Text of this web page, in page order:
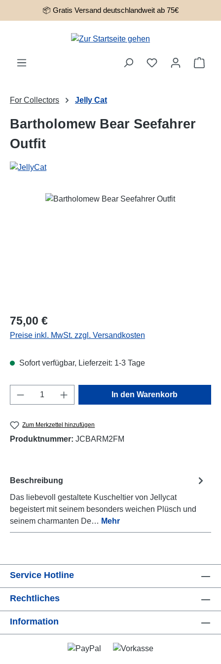
Zum Hauptinhalt springen
📦 Gratis Versand deutschlandweit ab 75€
For Collectors Jelly Cat
Bartholomew Bear Seefahrer
Outfit
Bildergalerie überspringen
Regulärer Preis:
75,00 €
Preise inkl. MwSt. zzgl. Versandkosten
Sofort verfügbar, Lieferzeit: 1-3 Tage
Produkt Anzahl: Gib den gewünschten
In den Warenkorb
Zum Merkzettel hinzufügen
Produktnummer: JCBARM2FM
Beschreibung
Das liebevoll gestaltete Kuscheltier von Jellycat
begeistert mit seinem besonders weichen Plüsch und
seinem charmanten De… Mehr
Service Hotline
Rechtliches
Information